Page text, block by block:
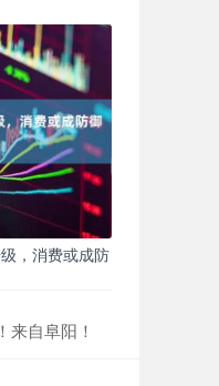
，消费或成防
来自阜阳！